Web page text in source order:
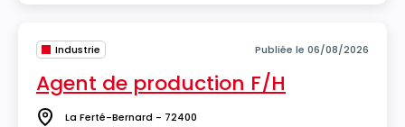
Industrie Publiée le 06/08/2026
Agent de production F/H
La Ferté-Bernard - 72400